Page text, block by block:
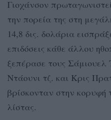
Γιοχάνσον
την πορεία της στη
14,8 δις. δολάρια
επιδόσεις κάθε άλλου
ξεπέρασε τους Σάμιουελ
Ντάουνι τζ. και Κρις
βρίσκονταν στην κορυφή
λίστας.